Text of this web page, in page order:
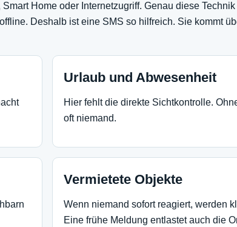
Home oder Internetzugriff. Genau diese
Deshalb ist eine SMS so hilfreich. Sie kommt
Urlaub und Abwesenheit
Hier fehlt die direkte Sichtkontrolle.
oft niemand.
Vermietete Objekte
Wenn niemand sofort reagiert, werden
Eine frühe Meldung entlastet auch die